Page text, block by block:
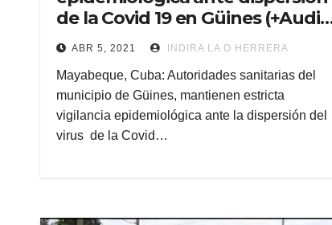
de la Covid 19 en Güines (+Audio
y fotos)
ABR 5, 2021 INDIRA LA O HERRERA
Mayabeque, Cuba: Autoridades sanitarias del
municipio de Güines, mantienen estricta
vigilancia epidemiológica ante la dispersión del
virus de la Covid…